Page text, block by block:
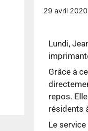
29 avril 2020
Lundi,
Grâce à
repos.
résidents
Le